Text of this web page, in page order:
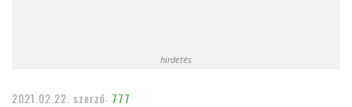
hirdetés
2021.02.22. szerző: 777